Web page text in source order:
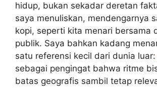
hidup, bukan sekadar deretan
saya menuliskan, mendengarnya
kopi, seperti kita menari bersama
publik. Saya bahkan kadang
satu referensi kecil dari dunia luar:
sebagai pengingat bahwa ritme
batas geografis sambil tetap